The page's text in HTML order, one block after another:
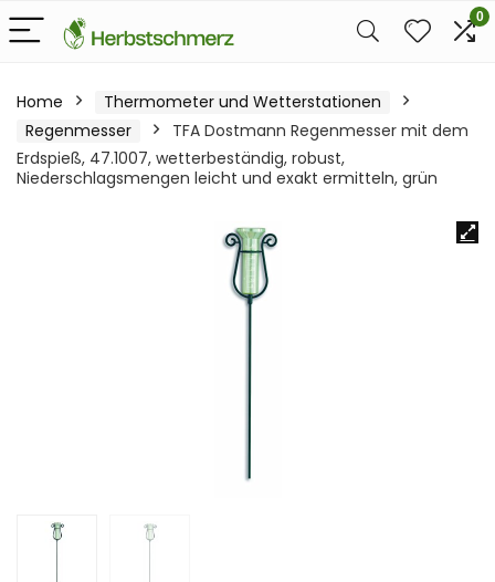
0
Home
Thermometer und Wetterstationen
Regenmesser
TFA Dostmann Regenmesser mit dem
Erdspieß, 47.1007, wetterbeständig, robust,
Niederschlagsmengen leicht und exakt ermitteln, grün